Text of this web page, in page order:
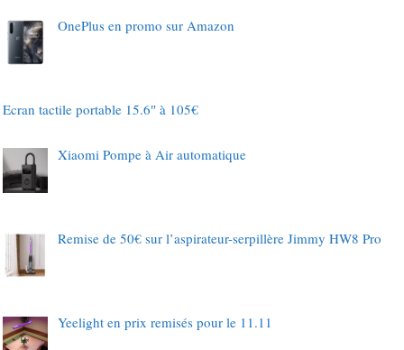
OnePlus en promo sur Amazon
Ecran tactile portable 15.6″ à 105€
Xiaomi Pompe à Air automatique
Remise de 50€ sur l’aspirateur-serpillère Jimmy HW8 Pro
Yeelight en prix remisés pour le 11.11